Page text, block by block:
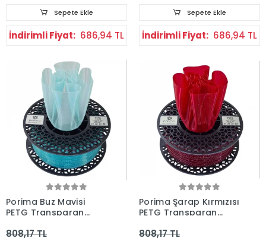
Sepete Ekle
İndirimli Fiyat: 686,94 TL
Sepete Ekle
İndirimli Fiyat: 686,94 TL
Porima Buz Mavisi
PETG Transparan
808,17 TL
Porima Şarap Kırmızısı
PETG Transparan
808,17 TL